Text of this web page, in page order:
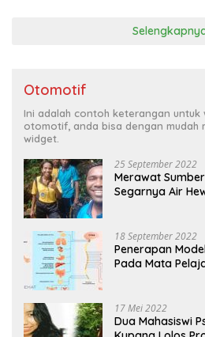
Otomotif
Ini adalah contoh keterangan
otomotif, anda bisa dengan mudah
widget.
25 September 2022
Merawat
Segarnya Air
18 September 2022
Penerapan
Pada Mata
17 Mei 2022
Dua Mahasiswi